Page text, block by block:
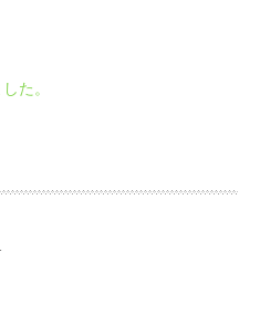
た。